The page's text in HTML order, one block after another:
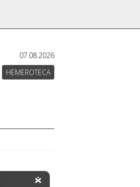
07.08.2026
HEMEROTECA